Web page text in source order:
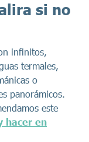
si no
infinitos,
termales,
o
panorámicos.
este
hacer en